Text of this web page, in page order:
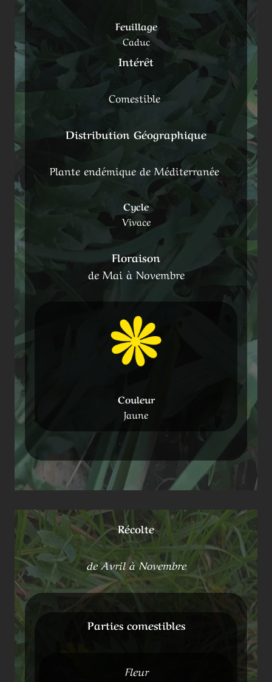
Feuillage
Caduc
Intérêt
Comestible
Distribution Géographique
Plante endémique de Méditerranée
Cycle
Vivace
Floraison
de Mai à Novembre
Couleur
Jaune
Récolte
de Avril à Novembre
Parties comestibles
Fleur